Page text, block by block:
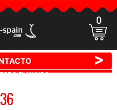
0
>
EL MUNDO ✈️ 🌍
36